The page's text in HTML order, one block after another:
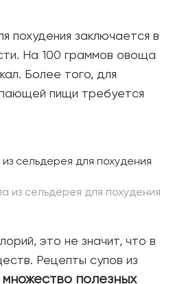
похудения заключается в
На 100 граммов овоща
Более того, для
пищи требуется
из сельдерея для похудения
это не значит, что в
Рецепты супов из
множество полезных